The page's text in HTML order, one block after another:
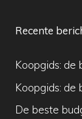
Recente
Koopgids: de
Koopgids: de
De beste